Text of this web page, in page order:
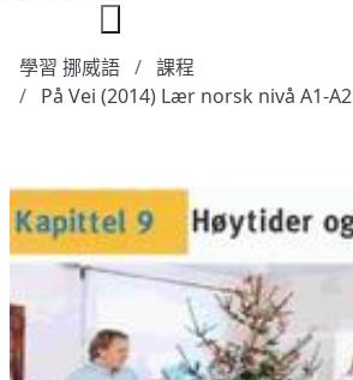
學習 挪威語
課程
På Vei (2014) Lær norsk nivå A1-A2